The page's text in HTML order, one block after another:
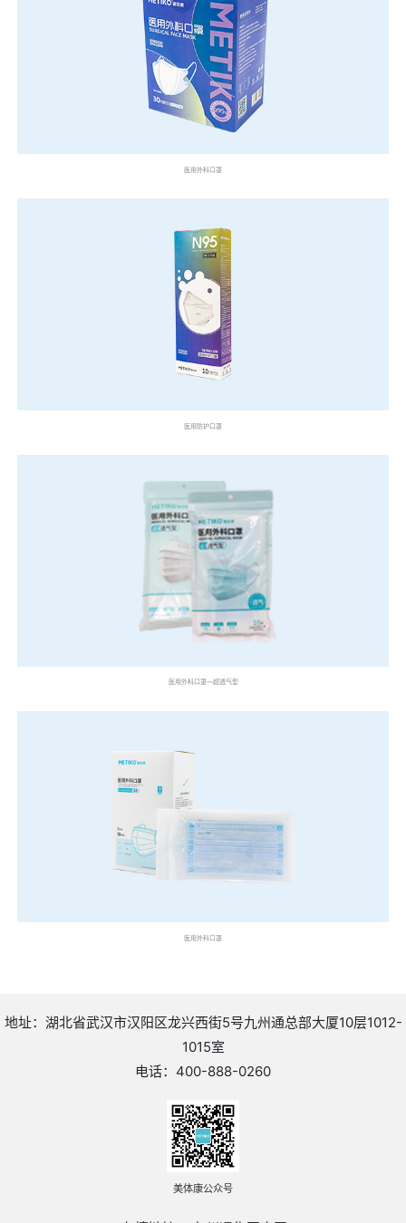
医用外科口罩
医用防护口罩
医用外科口罩—超透气型
医用外科口罩
地址：湖北省武汉市汉阳区龙兴西街5号九州通总部大厦10层1012-
1015室
电话：400-888-0260
美体康公众号